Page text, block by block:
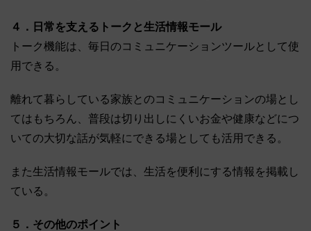
４．日常を支えるトークと生活情報モール
トーク機能は、毎日のコミュニケーションツールとして使
用できる。
離れて暮らしている家族とのコミュニケーションの場とし
てはもちろん、普段は切り出しにくいお金や健康などにつ
いての大切な話が気軽にできる場としても活用できる。
また生活情報モールでは、生活を便利にする情報を掲載し
ている。
５．その他のポイント